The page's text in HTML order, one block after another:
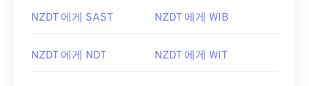
NZDT 에게 SAST NZDT 에게 WIB
NZDT 에게 NDT NZDT 에게 WIT